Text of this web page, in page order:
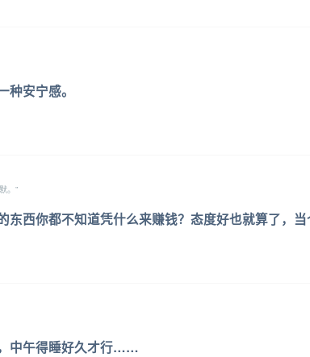
安宁感。
。”
东西你都不知道凭什么来赚钱？态度好也就算了，
中午得睡好久才行……